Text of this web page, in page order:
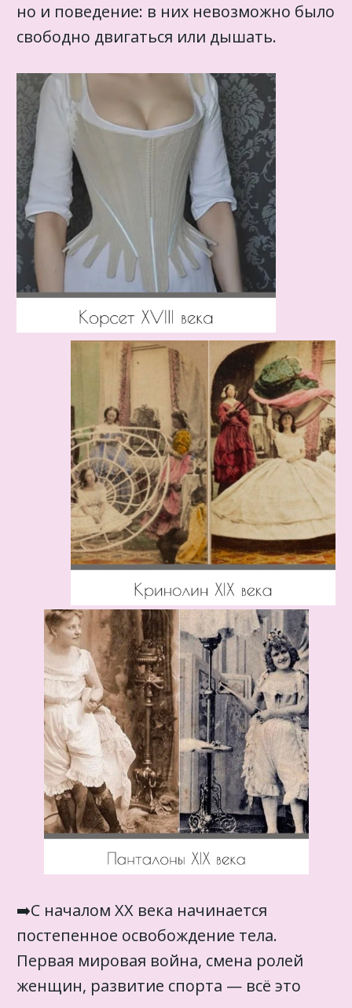
но и поведение: в них невозможно было
свободно двигаться или дышать.
➡️С началом XX века начинается
постепенное освобождение тела.
Первая мировая война, смена ролей
женщин, развитие спорта — всё это